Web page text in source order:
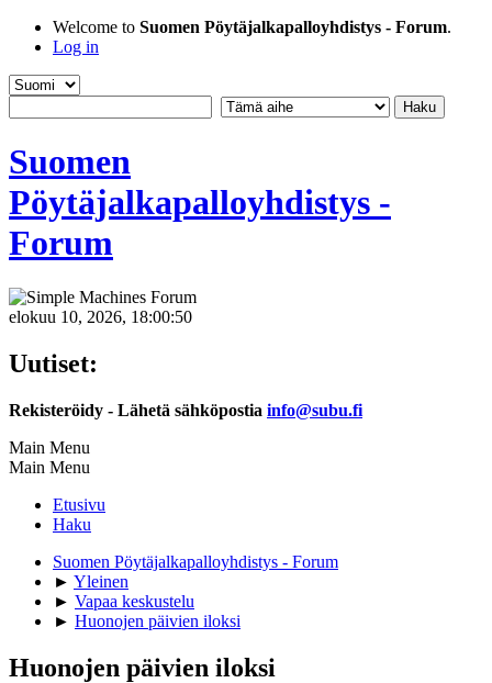
Welcome to Suomen Pöytäjalkapalloyhdistys - Forum.
Log in
Suomen
Pöytäjalkapalloyhdistys -
Forum
elokuu 10, 2026, 18:00:50
Uutiset:
Rekisteröidy - Lähetä sähköpostia info@subu.fi
Main Menu
Main Menu
Etusivu
Haku
Suomen Pöytäjalkapalloyhdistys - Forum
► Yleinen
► Vapaa keskustelu
► Huonojen päivien iloksi
Huonojen päivien iloksi